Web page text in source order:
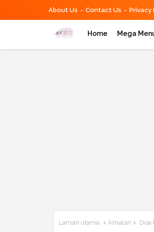
About Us Contact Us Privacy
Home Mega
Laman utama Amalan Doa